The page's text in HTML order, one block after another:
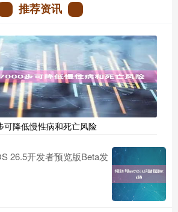
推荐资讯
可降低慢性病和死亡风险
26.5开发者预览版Beta发